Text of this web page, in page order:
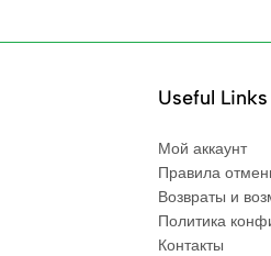
Useful Links
Мой аккаунт
Правила
Возвраты и
Политика
Контакты